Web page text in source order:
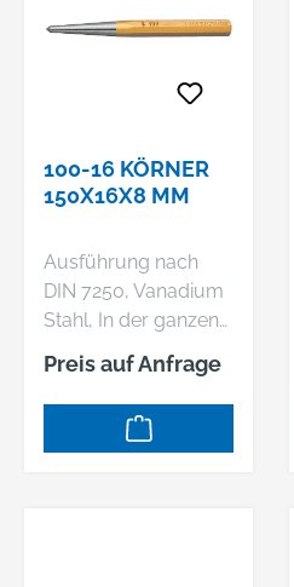
100-16 KÖRNER
150X16X8 MM
Ausführung nach
DIN 7250, Vanadium
Stahl, In der ganzen
Länge gleichmäßig
durchgehärtet und
sorgfältig
angelassen,
Preis auf Anfrage